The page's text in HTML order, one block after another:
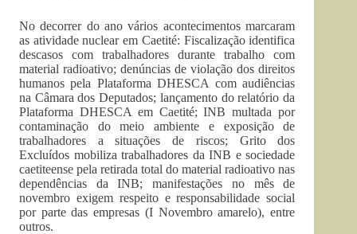
No decorrer do ano vários acontecimentos marcaram
as atividade nuclear em Caetité: Fiscalização identifica
descasos com trabalhadores durante trabalho com
material radioativo; denúncias de violação dos direitos
humanos pela Plataforma DHESCA com audiências
na Câmara dos Deputados; lançamento do relatório da
Plataforma DHESCA em Caetité; INB multada por
contaminação do meio ambiente e exposição de
trabalhadores a situações de riscos; Grito dos
Excluídos mobiliza trabalhadores da INB e sociedade
caetiteense pela retirada total do material radioativo nas
dependências da INB; manifestações no mês de
novembro exigem respeito e responsabilidade social
por parte das empresas (I Novembro amarelo), entre
outros.